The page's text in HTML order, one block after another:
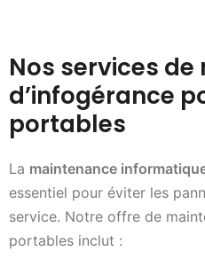
Nos services
d’infogérance
portables
La maintenance
essentiel pour éviter les
service. Notre offre de
portables inclut :